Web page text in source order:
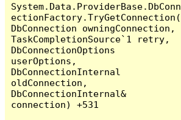
System.Data.ProviderBase.DbConn
ectionFactory.TryGetConnection(
DbConnection owningConnection,
TaskCompletionSource`1 retry,
DbConnectionOptions
userOptions,
DbConnectionInternal
oldConnection,
DbConnectionInternal&
connection) +531